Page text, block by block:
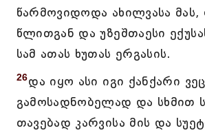
წარმოვიდოდა ახილვასა მას,
წლითგან და უზეშთაესი
სამ ათას ხუთას ერგასის.
26და იყო ასი იგი ქანქარი
გამოსადნობელად და სხმით
თავებად კარვისა მის და